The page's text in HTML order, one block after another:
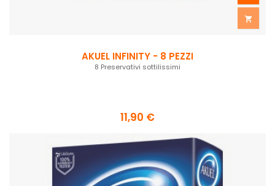

AKUEL INFINITY - 8 PEZZI
8 Preservativi sottilissimi
11,90 €